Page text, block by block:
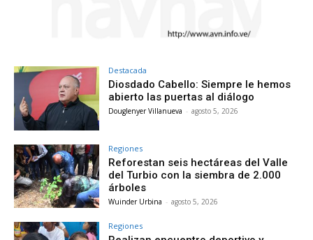
Destacada
Diosdado Cabello: Siempre le hemos
abierto las puertas al diálogo
Douglenyer Villanueva - agosto 5, 2026
Regiones
Reforestan seis hectáreas del Valle
del Turbio con la siembra de 2.000
árboles
Wuinder Urbina - agosto 5, 2026
Regiones